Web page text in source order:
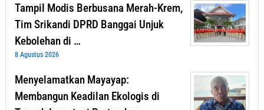
Tampil Modis Berbusana Merah-Krem,
Tim Srikandi DPRD Banggai Unjuk
Kebolehan di …
8 Agustus 2026
Menyelamatkan Mayayap:
Membangun Keadilan Ekologis di